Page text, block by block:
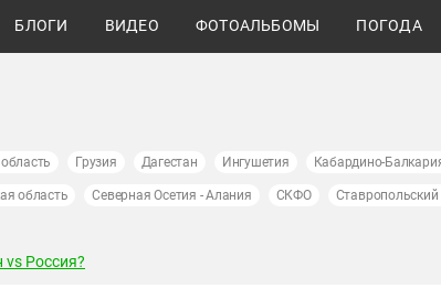
БЛОГИ ВИДЕО ФОТОАЛЬБОМЫ ПОГОДА
Грузия Дагестан Ингушетия Кабардино-
область Северная Осетия - Алания СКФО Ставропольский
Россия?